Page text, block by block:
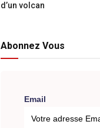
d’un volcan
Abonnez Vous
Email